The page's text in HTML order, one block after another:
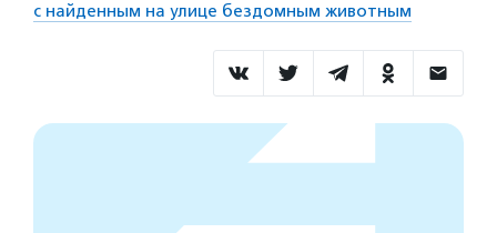
с найденным на улице бездомным животным